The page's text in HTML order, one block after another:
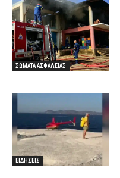
ΣΩΜΑΤΑ ΑΣΦΑΛΕΙΑΣ
ΕΙΔΗΣΕΙΣ